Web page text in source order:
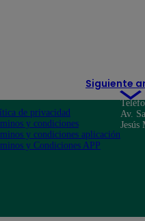
Siguiente
de privacidad
y condiciones
y condiciones aplicación
y Condiciones APP
Av.
Jesús